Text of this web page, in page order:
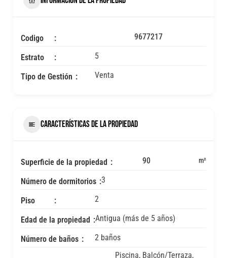
Codigo 9677217
Estrato 5
Tipo de Gestión Venta
CARACTERÍSTICAS DE LA PROPIEDAD
Superficie de la propiedad 90 m²
Número de dormitorios 3
Piso 2
Edad de la propiedad Antigua (más de 5 años)
Número de baños 2 baños
Piscina, Balcón/Terraza,